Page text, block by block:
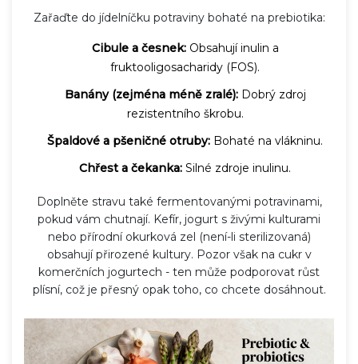
Zařaďte do jídelníčku potraviny bohaté na prebiotika:
Cibule a česnek:Obsahují inulin a
fruktooligosacharidy (FOS).
Banány (zejména méně zralé):Dobrý zdroj
rezistentního škrobu.
Špaldové a pšeničné otruby: Bohaté na vlákninu.
Chřest a čekanka: Silné zdroje inulinu.
Doplněte stravu také fermentovanými potravinami,
pokud vám chutnají. Kefír, jogurt s živými kulturami
nebo přírodní okurková zel (není-li sterilizovaná)
obsahují přirozené kultury. Pozor však na cukr v
komerčních jogurtech - ten může podporovat růst
plísní, což je přesný opak toho, co chcete dosáhnout.